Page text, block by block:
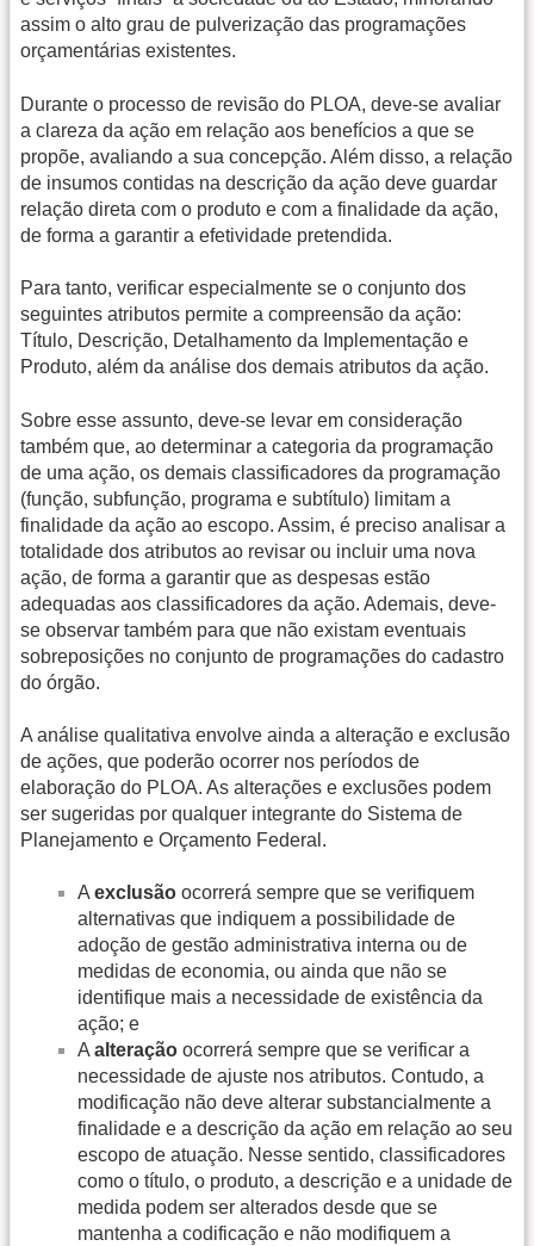
assim o alto grau de pulverização das programações
orçamentárias existentes.
Durante o processo de revisão do PLOA, deve-se avaliar
a clareza da ação em relação aos benefícios a que se
propõe, avaliando a sua concepção. Além disso, a relação
de insumos contidas na descrição da ação deve guardar
relação direta com o produto e com a finalidade da ação,
de forma a garantir a efetividade pretendida.
Para tanto, verificar especialmente se o conjunto dos
seguintes atributos permite a compreensão da ação:
Título, Descrição, Detalhamento da Implementação e
Produto, além da análise dos demais atributos da ação.
Sobre esse assunto, deve-se levar em consideração
também que, ao determinar a categoria da programação
de uma ação, os demais classificadores da programação
(função, subfunção, programa e subtítulo) limitam a
finalidade da ação ao escopo. Assim, é preciso analisar a
totalidade dos atributos ao revisar ou incluir uma nova
ação, de forma a garantir que as despesas estão
adequadas aos classificadores da ação. Ademais, deve-
se observar também para que não existam eventuais
sobreposições no conjunto de programações do cadastro
do órgão.
A análise qualitativa envolve ainda a alteração e exclusão
de ações, que poderão ocorrer nos períodos de
elaboração do PLOA. As alterações e exclusões podem
ser sugeridas por qualquer integrante do Sistema de
Planejamento e Orçamento Federal.
A exclusão ocorrerá sempre que se verifiquem
alternativas que indiquem a possibilidade de
adoção de gestão administrativa interna ou de
medidas de economia, ou ainda que não se
identifique mais a necessidade de existência da
ação; e
A alteração ocorrerá sempre que se verificar a
necessidade de ajuste nos atributos. Contudo, a
modificação não deve alterar substancialmente a
finalidade e a descrição da ação em relação ao seu
escopo de atuação. Nesse sentido, classificadores
como o título, o produto, a descrição e a unidade de
medida podem ser alterados desde que se
mantenha a codificação e não modifiquem a